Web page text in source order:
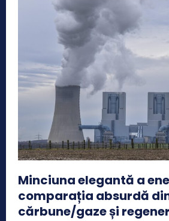
Minciuna elegantă a
comparația absurdă
cărbune/gaze și